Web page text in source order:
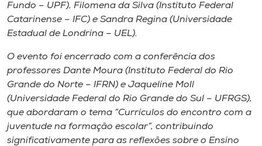
Fundo – UPF), Filomena da Silva (Instituto Federal
Catarinense – IFC) e Sandra Regina (Universidade
Estadual de Londrina – UEL).
O evento foi encerrado com a conferência dos
professores Dante Moura (Instituto Federal do Rio
Grande do Norte – IFRN) e Jaqueline Moll
(Universidade Federal do Rio Grande do Sul – UFRGS),
que abordaram o tema “Currículos do encontro com a
juventude na formação escolar”, contribuindo
significativamente para as reflexões sobre o Ensino